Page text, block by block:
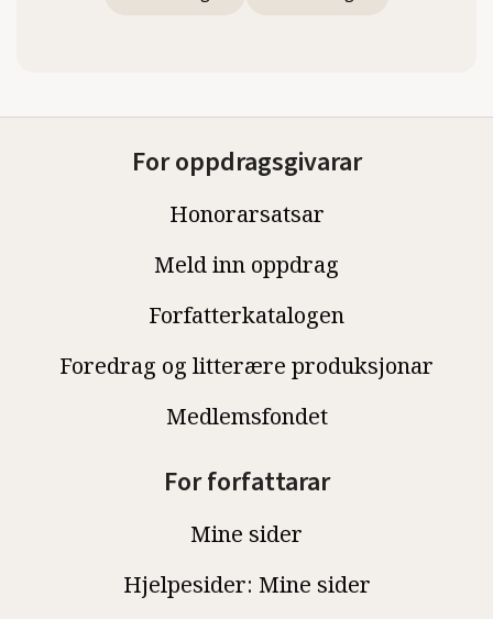
For oppdragsgivarar
Honorarsatsar
Meld inn oppdrag
Forfatterkatalogen
Foredrag og litterære produksjonar
Medlemsfondet
For forfattarar
Mine sider
Hjelpesider: Mine sider